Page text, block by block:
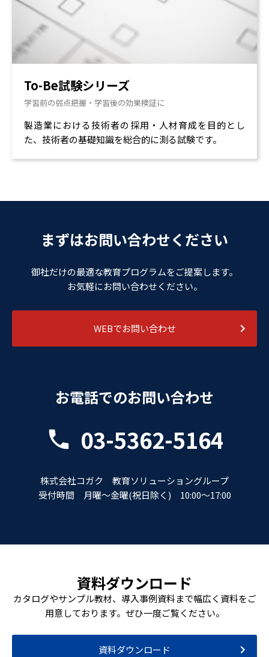
To-Be試験シリーズ
学習前の弱点把握・学習後の効果検証に
製造業における技術者の採用・人材育成を目的とし
た、技術者の基礎知識を総合的に測る試験です。
まずはお問い合わせください
御社だけの最適な教育プログラムをご提案します。
お気軽にお問い合わせください。
WEBでお問い合わせ
お電話でのお問い合わせ
03-5362-5164
株式会社コガク 教育ソリューショングループ
受付時間 月曜～金曜(祝日除く) 10:00～17:00
資料ダウンロード
カタログやサンプル教材、導入事例資料まで幅広く資料をご
用意しております。ぜひ一度ご覧ください。
資料ダウンロード